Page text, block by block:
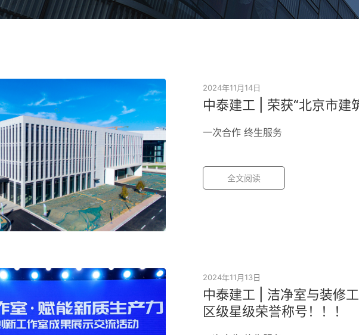
2024年11月14日
中泰建工 | 荣获“北京市建
一次合作 终生服务
全文阅读
2024年11月13日
中泰建工 | 洁净室与装修
区级星级荣誉称号！！！